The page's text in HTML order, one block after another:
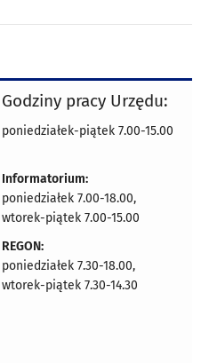
Godziny pracy Urzędu:
poniedziałek-piątek 7.00-15.00
Informatorium:
poniedziałek 7.00-18.00,
wtorek-piątek 7.00-15.00
REGON:
poniedziałek 7.30-18.00,
wtorek-piątek 7.30-14.30